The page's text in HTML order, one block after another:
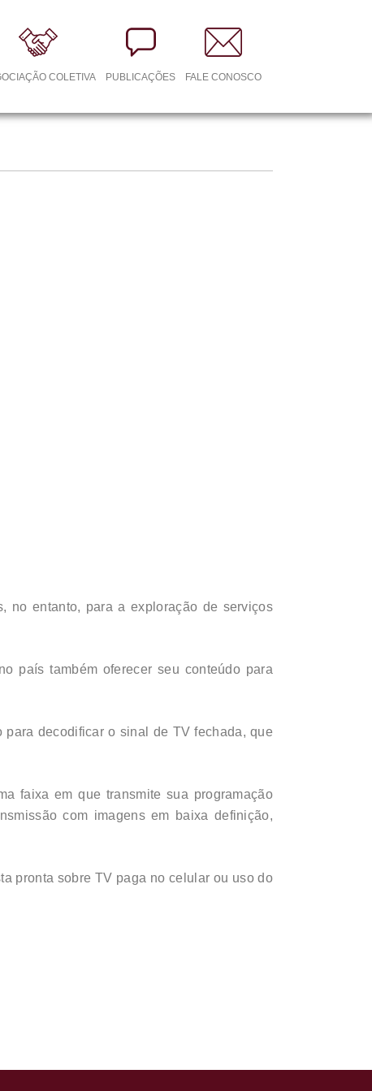
COLETIVA PUBLICAÇÕES FALE CONOSCO
no entanto, para a exploração de serviços
país também oferecer seu conteúdo para
decodificar o sinal de TV fechada, que
faixa em que transmite sua programação
com imagens em baixa definição,
pronta sobre TV paga no celular ou uso do